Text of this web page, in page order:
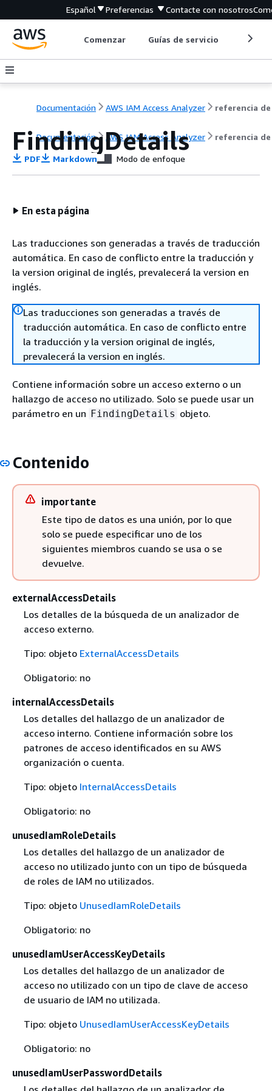
Español Preferencias Contacte con nosotros
Comenzar Guías de servicio
Documentación AWS IAM Access Analyzer
Documentación AWS IAM Access Analyzer referencia de
FindingDetails
PDF Markdown Modo de enfoque
En esta página
Las traducciones son generadas a través de traducción
automática. En caso de conflicto entre la traducción y
la version original de inglés, prevalecerá la version en
inglés.
Las traducciones son generadas a través de
traducción automática. En caso de conflicto entre
la traducción y la version original de inglés,
prevalecerá la version en inglés.
Contiene información sobre un acceso externo o un
hallazgo de acceso no utilizado. Solo se puede usar un
parámetro en un FindingDetails objeto.
Contenido
importante
Este tipo de datos es una unión, por lo que
solo se puede especificar uno de los
siguientes miembros cuando se usa o se
devuelve.
externalAccessDetails
Los detalles de la búsqueda de un analizador de
acceso externo.
Tipo: objeto ExternalAccessDetails
Obligatorio: no
internalAccessDetails
Los detalles del hallazgo de un analizador de
acceso interno. Contiene información sobre los
patrones de acceso identificados en su AWS
organización o cuenta.
Tipo: objeto InternalAccessDetails
Obligatorio: no
unusedIamRoleDetails
Los detalles del hallazgo de un analizador de
acceso no utilizado junto con un tipo de búsqueda
de roles de IAM no utilizados.
Tipo: objeto UnusedIamRoleDetails
Obligatorio: no
unusedIamUserAccessKeyDetails
Los detalles del hallazgo de un analizador de
acceso no utilizado con un tipo de clave de acceso
de usuario de IAM no utilizada.
Tipo: objeto UnusedIamUserAccessKeyDetails
Obligatorio: no
unusedIamUserPasswordDetails